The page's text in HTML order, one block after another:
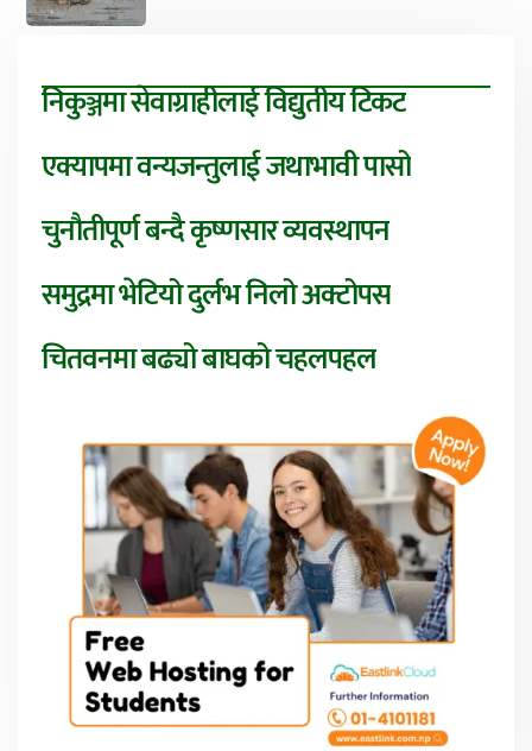
निकुञ्जमा सेवाग्राहीलाई विद्युतीय टिकट
एक्यापमा वन्यजन्तुलाई जथाभावी पासो
चुनौतीपूर्ण बन्दै कृष्णसार व्यवस्थापन
समुद्रमा भेटियो दुर्लभ निलो अक्टोपस
चितवनमा बढ्यो बाघको चहलपहल